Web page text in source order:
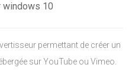
windows 10
permettant de créer un
sur YouTube ou Vimeo.